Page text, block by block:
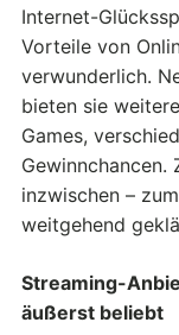
Internet-
Vorteile von
verwunderlich.
bieten sie
Games,
inzwischen –
weitgehend
Streaming-
äußerst beliebt